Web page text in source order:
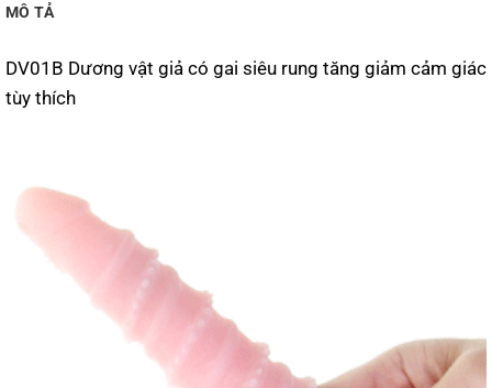
MÔ TẢ
DV01B Dương vật giả có gai siêu rung tăng giảm cảm giác
tùy thích